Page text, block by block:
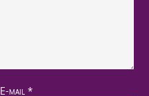
E-mail*